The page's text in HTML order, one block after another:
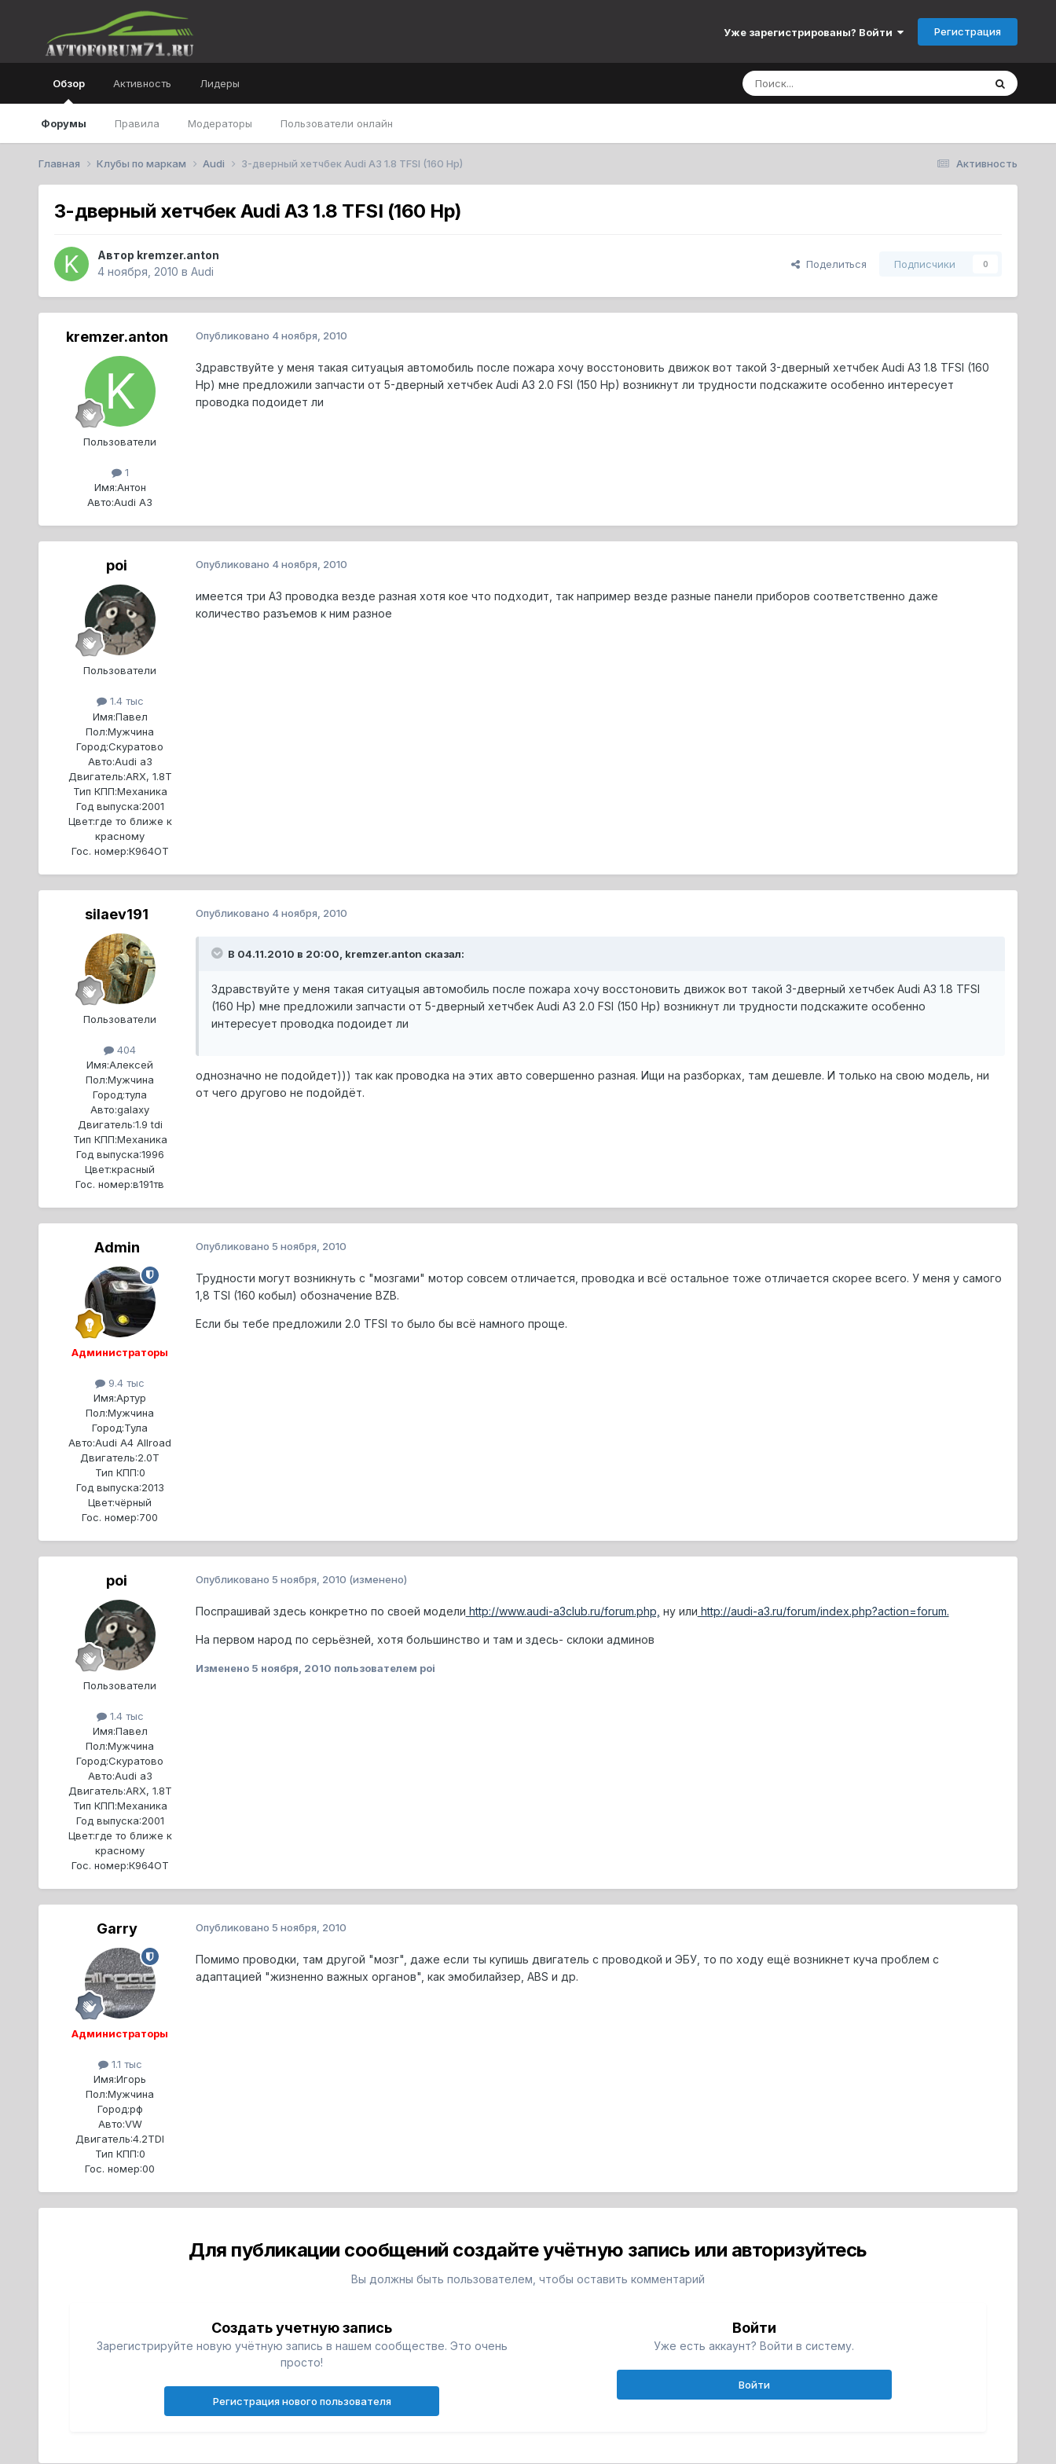
Уже зарегистрированы? Войти Регистрация
Обзор
Форумы Правила Модераторы Пользователи онлайн
Активность Лидеры
Активность
Главная Клубы по маркам Audi 3-дверный хетчбек Audi A3 1.8 TFSI (160 Hp)
3-дверный хетчбек Audi A3 1.8 TFSI (160 Hp)
Автор kremzer.anton
4 ноября, 2010 в Audi
Поделиться Подписчики 0
kremzer.anton
Пользователи
1
Имя:Антон
Авто:Audi A3
Опубликовано 4 ноября, 2010
Здравствуйте у меня такая ситуацыя автомобиль после пожара хочу восстоновить движок вот такой 3-дверный хетчбек Audi A3 1.8 TFSI (160
Hp) мне предложили запчасти от 5-дверный хетчбек Audi A3 2.0 FSI (150 Hp) возникнут ли трудности подскажите особенно интересует
проводка подоидет ли
poi
Пользователи
1.4 тыс
Имя:Павел
Пол:Мужчина
Город:Скуратово
Авто:Audi a3
Двигатель:ARX, 1.8T
Тип КПП:Механика
Год выпуска:2001
Цвет:где то ближе к
красному
Гос. номер:К964ОТ
Опубликовано 4 ноября, 2010
имеется три А3 проводка везде разная хотя кое что подходит, так например везде разные панели приборов соответственно даже
количество разъемов к ним разное
silaev191
Пользователи
404
Имя:Алексей
Пол:Мужчина
Город:тула
Авто:galaxy
Двигатель:1.9 tdi
Тип КПП:Механика
Год выпуска:1996
Цвет:красный
Гос. номер:в191тв
Опубликовано 4 ноября, 2010
В 04.11.2010 в 20:00, kremzer.anton сказал:
Здравствуйте у меня такая ситуацыя автомобиль после пожара хочу восстоновить движок вот такой 3-дверный хетчбек Audi A3 1.8 TFSI
(160 Hp) мне предложили запчасти от 5-дверный хетчбек Audi A3 2.0 FSI (150 Hp) возникнут ли трудности подскажите особенно
интересует проводка подоидет ли
однозначно не подойдет))) так как проводка на этих авто совершенно разная. Ищи на разборках, там дешевле. И только на свою модель, ни
от чего другово не подойдёт.
Admin
Администраторы
9.4 тыс
Имя:Артур
Пол:Мужчина
Город:Тула
Авто:Audi A4 Allroad
Двигатель:2.0T
Тип КПП:0
Год выпуска:2013
Цвет:чёрный
Гос. номер:700
Опубликовано 5 ноября, 2010
Трудности могут возникнуть с "мозгами" мотор совсем отличается, проводка и всё остальное тоже отличается скорее всего. У меня у самого
1,8 TSI (160 кобыл) обозначение BZB.
Если бы тебе предложили 2.0 TFSI то было бы всё намного проще.
poi
Пользователи
1.4 тыс
Имя:Павел
Пол:Мужчина
Город:Скуратово
Авто:Audi a3
Двигатель:ARX, 1.8T
Тип КПП:Механика
Год выпуска:2001
Цвет:где то ближе к
красному
Гос. номер:К964ОТ
Опубликовано 5 ноября, 2010 (изменено)
Поспрашивай здесь конкретно по своей модели http://www.audi-a3club.ru/forum.php, ну или http://audi-a3.ru/forum/index.php?action=forum.
На первом народ по серьёзней, хотя большинство и там и здесь- склоки админов
Изменено 5 ноября, 2010 пользователем poi
Garry
Администраторы
1.1 тыс
Имя:Игорь
Пол:Мужчина
Город:рф
Авто:VW
Двигатель:4.2TDI
Тип КПП:0
Гос. номер:00
Опубликовано 5 ноября, 2010
Помимо проводки, там другой "мозг", даже если ты купишь двигатель с проводкой и ЭБУ, то по ходу ещё возникнет куча проблем с
адаптацией "жизненно важных органов", как эмобилайзер, ABS и др.
Для публикации сообщений создайте учётную запись или авторизуйтесь
Вы должны быть пользователем, чтобы оставить комментарий
Создать учетную запись
Зарегистрируйте новую учётную запись в нашем сообществе. Это очень
просто!
Регистрация нового пользователя
Войти
Уже есть аккаунт? Войти в систему.
Войти